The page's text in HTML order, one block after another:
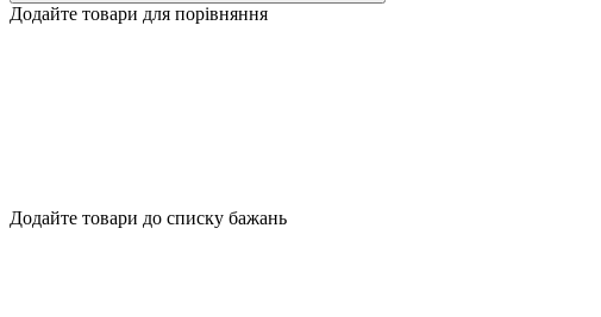
Додайте товари для порівняння
Додайте товари до списку бажань